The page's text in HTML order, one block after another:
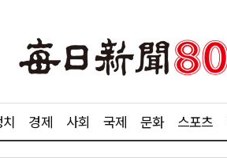
경제 사회 국제 문화 스포츠